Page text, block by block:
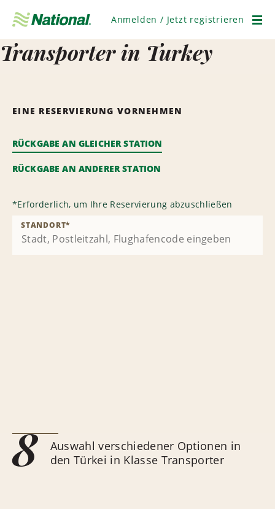
überspringen
Anmelden / Jetzt registrieren
Transporter in Turkey
EINE RESERVIERUNG VORNEHMEN
RÜCKGABE AN GLEICHER STATION
RÜCKGABE AN ANDERER STATION
*Erforderlich, um Ihre Reservierung abzuschließen
STANDORT*
8
Auswahl verschiedener Optionen in
den Türkei in Klasse Transporter